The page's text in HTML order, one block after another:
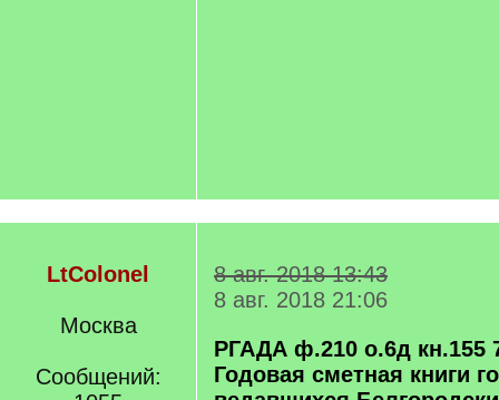
LtColonel
Москва
Сообщений:
8 авг. 2018 13:43
8 авг. 2018 21:06
РГАДА ф.210 о.6д кн.155
Годовая сметная книги